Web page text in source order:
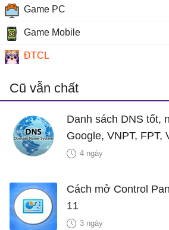
Game PC
Game Mobile
ĐTCL
Cũ vẫn chất
Danh sách DNS tốt,
Google, VNPT, FPT,
4 ngày
Cách mở Control
11
3 ngày